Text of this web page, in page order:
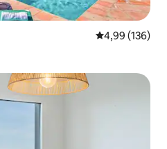
Priemerné
4,99 (136)